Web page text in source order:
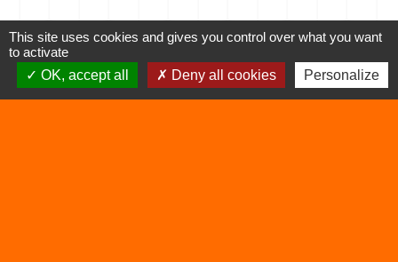
Contacts
This site uses cookies and gives you control over what you want
to activate
OK, accept all
Deny all cookies Personalize